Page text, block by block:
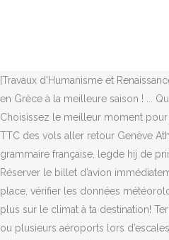
[Travaux d'Humanisme et
en Grèce à la meilleure saison ! ...
Choisissez le meilleur moment
TTC des vols aller retour Genève
grammaire française, legde hij de
Réserver le billet d’avion
place, vérifier les données
plus sur le climat à ta destination!
ou plusieurs aéroports lors